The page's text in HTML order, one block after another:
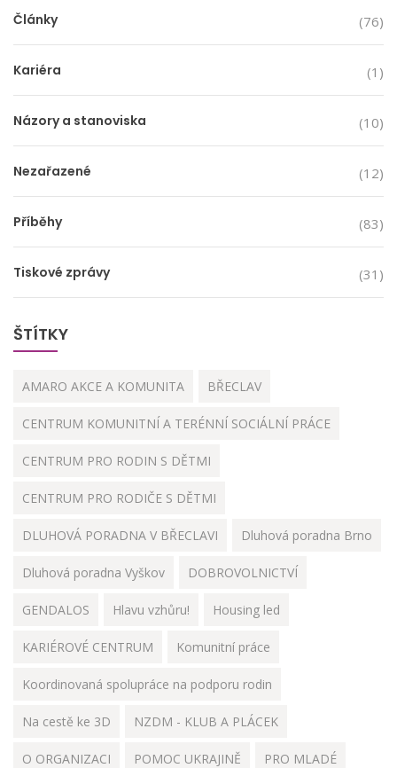
Články (76)
Kariéra (1)
Názory a stanoviska (10)
Nezařazené (12)
Příběhy (83)
Tiskové zprávy (31)
ŠTÍTKY
AMARO AKCE A KOMUNITA BŘECLAV
CENTRUM KOMUNITNÍ A TERÉNNÍ SOCIÁLNÍ PRÁCE
CENTRUM PRO RODIN S DĚTMI
CENTRUM PRO RODIČE S DĚTMI
DLUHOVÁ PORADNA V BŘECLAVI Dluhová poradna Brno
Dluhová poradna Vyškov DOBROVOLNICTVÍ
GENDALOS Hlavu vzhůru! Housing led
KARIÉROVÉ CENTRUM Komunitní práce
Koordinovaná spolupráce na podporu rodin
Na cestě ke 3D NZDM - KLUB A PLÁCEK
O ORGANIZACI POMOC UKRAJINĚ PRO MLADÉ